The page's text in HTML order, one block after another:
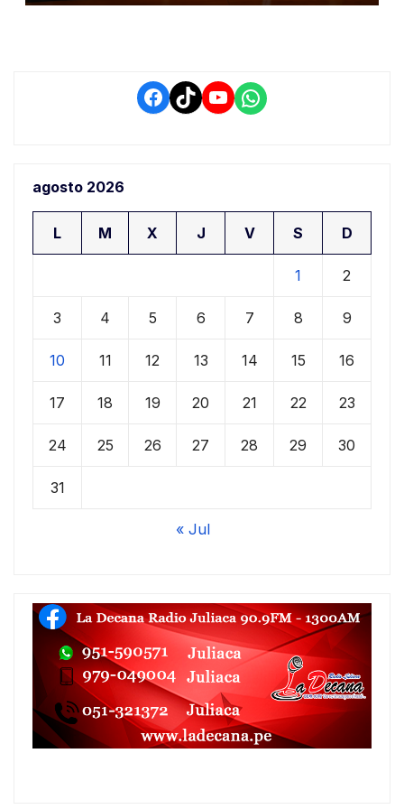
retrasos
Facebook
TikTokYouTube
WhatsApp
agosto 2026
L M X J V S D
1 2
3 4 5 6 7 8 9
10 11 12 13 14 15 16
17 18 19 20 21 22 23
24 25 26 27 28 29 30
31
« Jul